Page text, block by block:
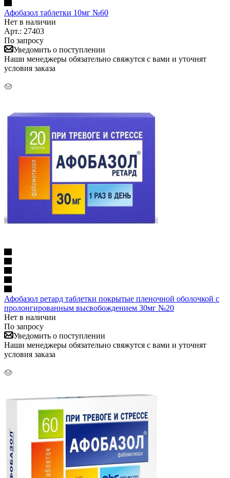
Афобазол таблетки 10мг №60
Нет в наличии
Арт.: 27403
По запросу
Уведомить о поступлении
Наши менеджеры обязательно свяжутся с вами и уточнят
условия заказа
Афобазол ретард таблетки покрытые пленочной оболочкой с
пролонгированным высвобождением 30мг №20
Нет в наличии
По запросу
Уведомить о поступлении
Наши менеджеры обязательно свяжутся с вами и уточнят
условия заказа